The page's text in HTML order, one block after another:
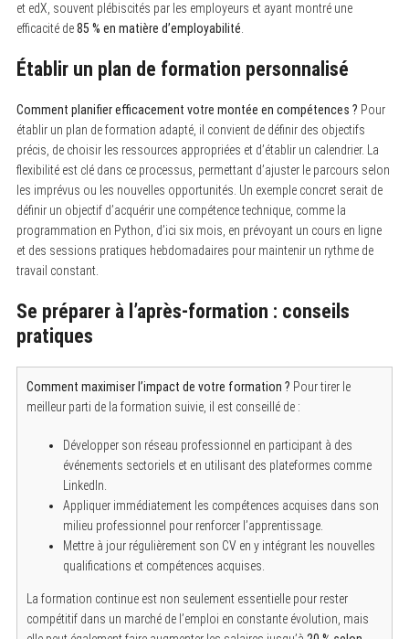
et edX, souvent plébiscités par les employeurs et ayant montré une
efficacité de85 % en matière d’employabilité
Établir un plan de formation personnalisé
Comment planifier efficacement votre montée en compétences ? Pour
établir un plan de formation adapté, il convient de définir des objectifs
précis, de choisir les ressources appropriées et d’établir un calendrier. La
flexibilité est clé dans ce processus, permettant d’ajuster le parcours selon
les imprévus ou les nouvelles opportunités. Un exemple concret serait de
définir un objectif d’acquérir une compétence technique, comme la
programmation en Python, d’ici six mois, en prévoyant un cours en ligne
et des sessions pratiques hebdomadaires pour maintenir un rythme de
travail constant.
Se préparer à l’après-formation : conseils
pratiques
Comment maximiser l’impact de votre formation ? Pour tirer le
meilleur parti de la formation suivie, il est conseillé de :
Développer son réseau professionnel en participant à des
événements sectoriels et en utilisant des plateformes comme
LinkedIn.
Appliquer immédiatement les compétences acquises dans son
milieu professionnel pour renforcer l’apprentissage.
Mettre à jour régulièrement son CV en y intégrant les nouvelles
qualifications et compétences acquises.
La formation continue est non seulement essentielle pour rester
compétitif dans un marché de l’emploi en constante évolution, mais